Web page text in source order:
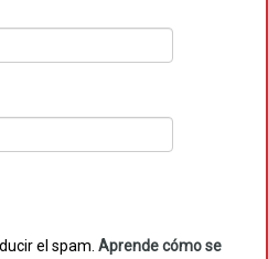
el spam. Aprende cómo se